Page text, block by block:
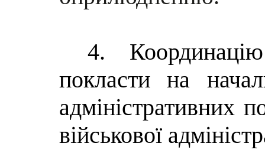
4.
покласти на
адміністративних
військової